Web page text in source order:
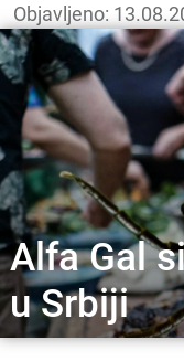
Objavljeno:
Alfa Gal
u Srbiji